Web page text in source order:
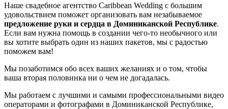
Наше свадебное агентство Caribbean Wedding с большим
удовольствием поможет организовать вам незабываемое
предложение руки и сердца в Доминиканской Республике.
Если вам нужна помощь в создании чего-то необычного или
вы хотите выбрать один из наших пакетов, мы с радостью
поможем вам!
Мы позаботимся обо всех ваших желаниях и о том, чтобы
ваша вторая половинка ни о чем не догадалась.
Мы работаем с лучшими и самыми профессиональными видео
операторами и фотографами в Доминиканской Республике,